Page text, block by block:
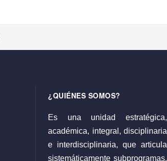
¿QUIÉNES SOMOS?
Es una unidad estratégica,
académica, integral, disciplinaria
e interdisciplinaria, que articula
sistemáticamente subprogramas,